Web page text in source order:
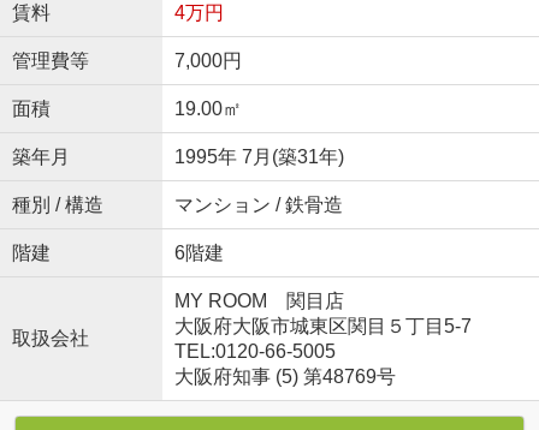
賃料 4万円
管理費等 7,000円
面積 19.00㎡
築年月 1995年 7月(築31年)
種別 / 構造 マンション / 鉄骨造
階建 6階建
取扱会社
MY ROOM 関目店
大阪府大阪市城東区関目５丁目5-7
TEL:0120-66-5005
大阪府知事 (5) 第48769号